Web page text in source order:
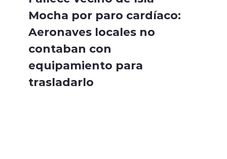
Mocha por paro cardíaco:
Aeronaves locales no
contaban con
equipamiento para
trasladarlo